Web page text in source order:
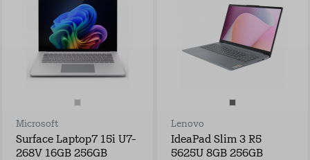
Microsoft
Surface Laptop7 15i U7-
268V 16GB 256GB
Lenovo
IdeaPad Slim 3 R5
5625U 8GB 256GB